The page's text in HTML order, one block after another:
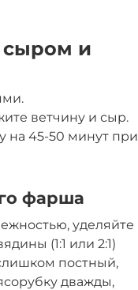
сыром и
ветчину и сыр.
на 45-50 минут при
фарша
уделяйте
(1:1 или 2:1)
постный,
дважды,